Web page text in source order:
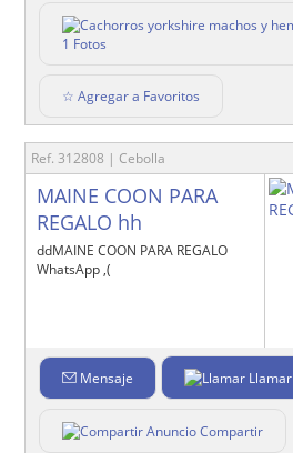
1 Fotos
☆ Agregar a Favoritos
Ref. 312808 | Cebolla
MAINE COON PARA
REGALO hh
ddMAINE COON PARA REGALO
WhatsApp ,(
Mensaje Llamar
Compartir